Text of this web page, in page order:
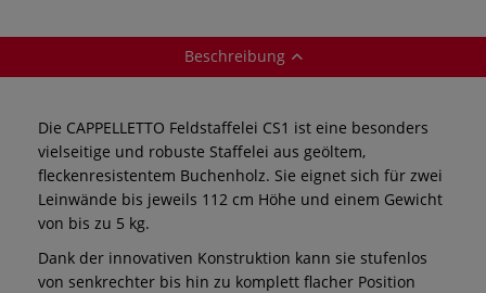
Beschreibung
Die CAPPELLETTO Feldstaffelei CS1 ist eine besonders
vielseitige und robuste Staffelei aus geöltem,
fleckenresistentem Buchenholz. Sie eignet sich für zwei
Leinwände bis jeweils 112 cm Höhe und einem Gewicht
von bis zu 5 kg.
Dank der innovativen Konstruktion kann sie stufenlos
von senkrechter bis hin zu komplett flacher Position